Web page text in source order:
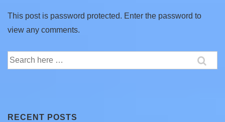
This post is password protected. Enter the password to
view any comments.
Search
for:
RECENT POSTS